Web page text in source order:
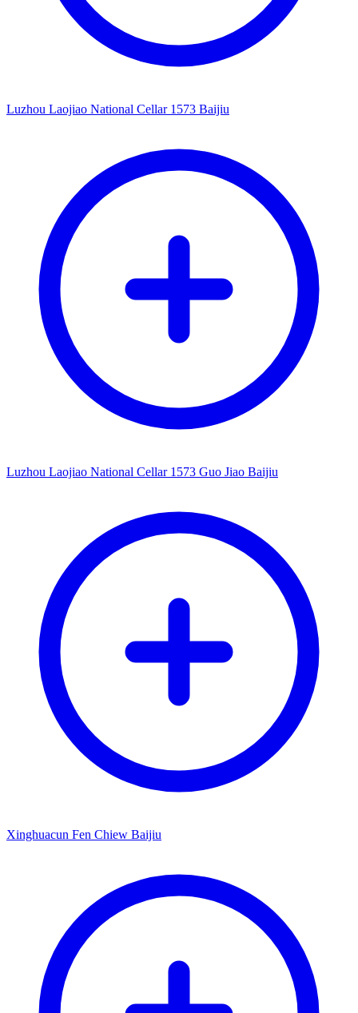
Luzhou Laojiao National Cellar 1573 Baijiu
Luzhou Laojiao National Cellar 1573 Guo Jiao Baijiu
Xinghuacun Fen Chiew Baijiu